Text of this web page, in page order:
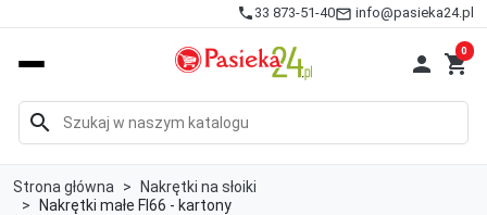
phone 33 873-51-40mail_outline info@pasieka24.pl
 shopping_cart
0
search
Strona główna
Nakrętki na słoiki
Nakrętki małe FI66 - kartony